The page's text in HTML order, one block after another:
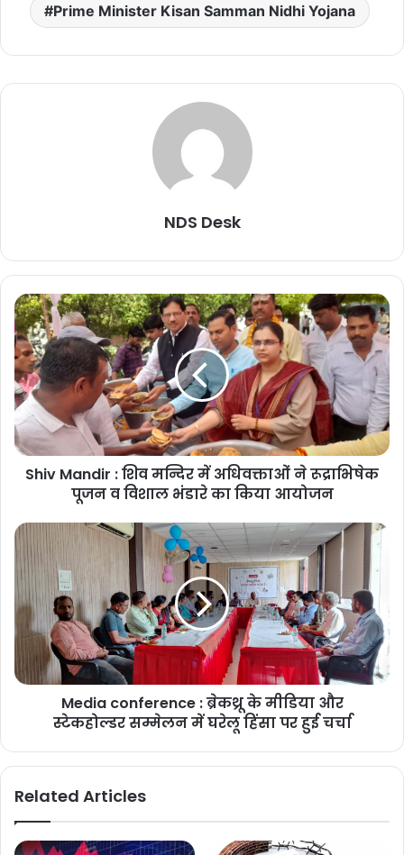
Prime Minister Kisan Samman Nidhi Yojana
NDS Desk
Shiv Mandir : शिव मन्दिर में अधिवक्ताओं ने रूद्राभिषेक
पूजन व विशाल भंडारे का किया आयोजन
Media conference : ब्रेकथ्रू के मीडिया और
स्टेकहोल्डर सम्मेलन में घरेलू हिंसा पर हुई चर्चा
Related Articles